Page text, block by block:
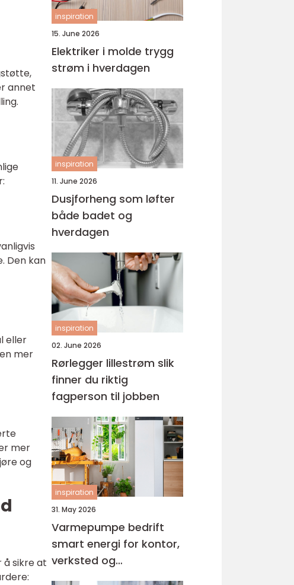
annet
Den kan
eller
mer
mer
og
å sikre at
inspiration
15. June 2026
Elektriker i molde trygg
strøm i hverdagen
inspiration
11. June 2026
Dusjforheng som løfter
både badet og
hverdagen
inspiration
02. June 2026
Rørlegger lillestrøm slik
finner du riktig
fagperson til jobben
inspiration
31. May 2026
Varmepumpe bedrift
smart energi for kontor,
verksted og
næringsbygg